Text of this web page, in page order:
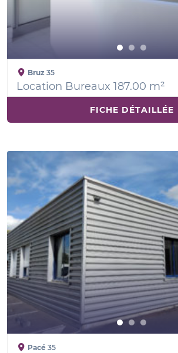
Bruz 35
Location Bureaux 187.00 m²
FICHE DÉTAILLÉE
Pacé 35